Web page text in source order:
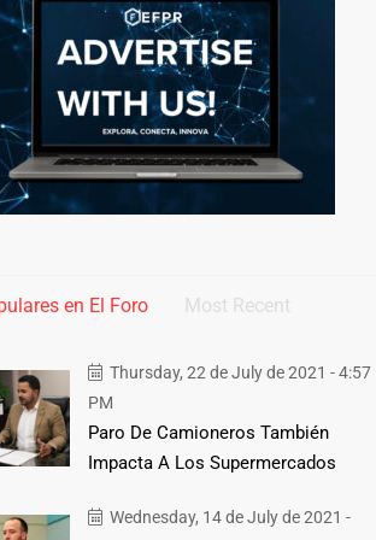
en El Foro Most Recent
Thursday, 22 de July de 2021 - 4:57
PM
Paro De Camioneros También
Impacta A Los Supermercados
Wednesday, 14 de July de 2021 -